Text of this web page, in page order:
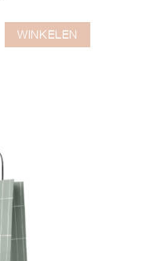
WINKELEN